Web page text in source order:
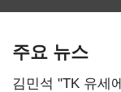
주요 뉴스
김민석 "TK 유세